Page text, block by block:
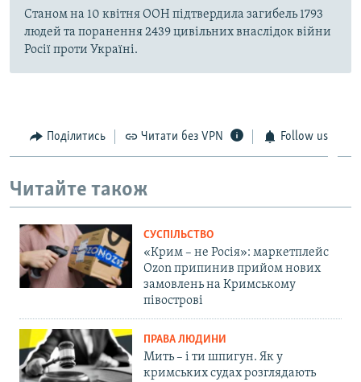
Станом на 10 квітня ООН підтвердила загибель 1793
людей та поранення 2439 цивільних внаслідок війни
Росії проти Україні.
Поділитись Читати без VPN Follow us
Читайте також
СУСПІЛЬСТВО
«Крим – не Росія»: маркетплейс
Ozon припинив прийом нових
замовлень на Кримському
півострові
ПРАВА ЛЮДИНИ
Мить – і ти шпигун. Як у
кримських судах розглядають